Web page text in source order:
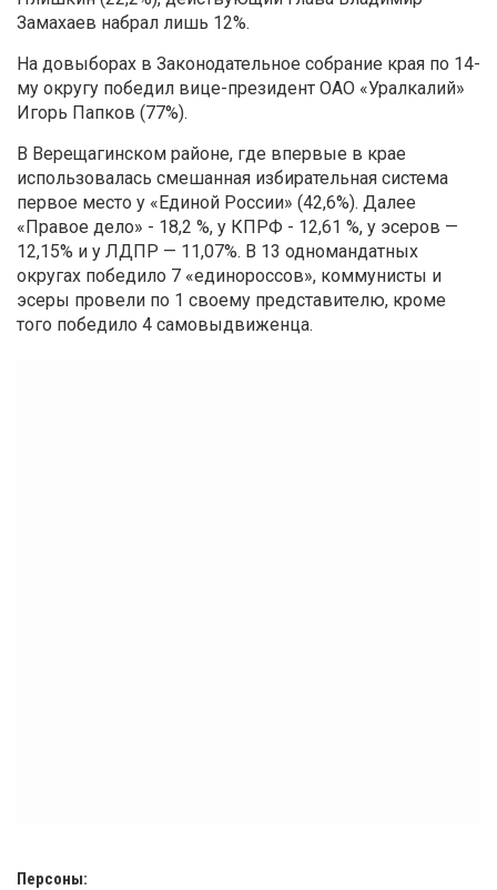
Замахаев набрал лишь 12%.
На довыборах в Законодательное собрание края по 14-
му округу победил вице-президент ОАО «Уралкалий»
Игорь Папков (77%).
В Верещагинском районе, где впервые в крае
использовалась смешанная избирательная система
первое место у «Единой России» (42,6%). Далее
«Правое дело» - 18,2 %, у КПРФ - 12,61 %, у эсеров —
12,15% и у ЛДПР — 11,07%. В 13 одномандатных
округах победило 7 «единороссов», коммунисты и
эсеры провели по 1 своему представителю, кроме
того победило 4 самовыдвиженца.
Персоны: